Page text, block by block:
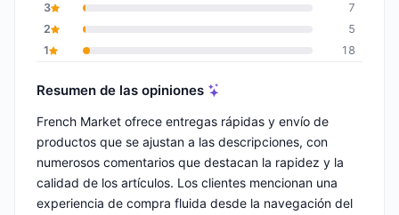
3
7
2
5
1
18
Resumen de las opiniones
French Market ofrece entregas rápidas y envío de
productos que se ajustan a las descripciones, con
numerosos comentarios que destacan la rapidez y la
calidad de los artículos. Los clientes mencionan una
experiencia de compra fluida desde la navegación del